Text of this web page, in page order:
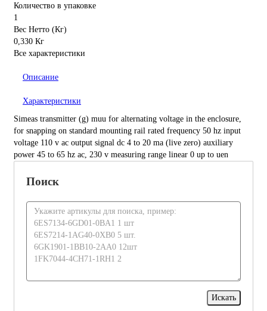
Количество в упаковке
1
Вес Нетто (Кг)
0,330 Кг
Все характеристики
Описание
Характеристики
Simeas transmitter (g) muu for alternating voltage in the enclosure,
for snapping on standard mounting rail rated frequency 50 hz input
voltage 110 v ac output signal dc 4 to 20 ma (live zero) auxiliary
power 45 to 65 hz ac, 230 v measuring range linear 0 up to uen
Поиск